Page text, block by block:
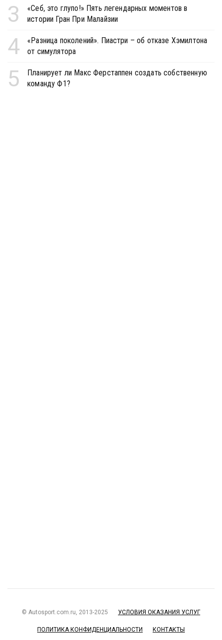
3
«Себ, это глупо!» Пять легендарных моментов в
истории Гран При Малайзии
4
«Разница поколений». Пиастри – об отказе Хэмилтона
от симулятора
5
Планирует ли Макс Ферстаппен создать собственную
команду Ф1?
© Autosport.com.ru, 2013-2025 УСЛОВИЯ ОКАЗАНИЯ УСЛУГ
ПОЛИТИКА КОНФИДЕНЦИАЛЬНОСТИ КОНТАКТЫ